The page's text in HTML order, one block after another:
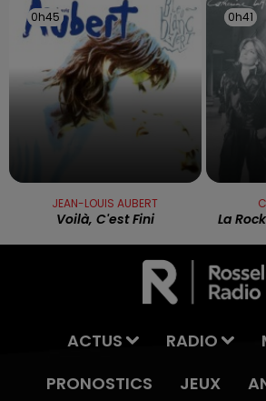
0h45
0h45
JEAN-LOUIS AUBERT
Voilà, C'est Fini
0h41
0h41
La
ACTUS RADIO
PRONOSTICS
JEUX